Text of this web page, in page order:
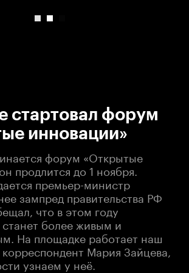
стартовал форум
инновации»
форум «Открытые
продлится до 1 ноября.
премьер-министр
зампред правительства РФ
что в этом году
более живым и
На площадке работает наш
Мария Зайцева,
узнаем у неё.